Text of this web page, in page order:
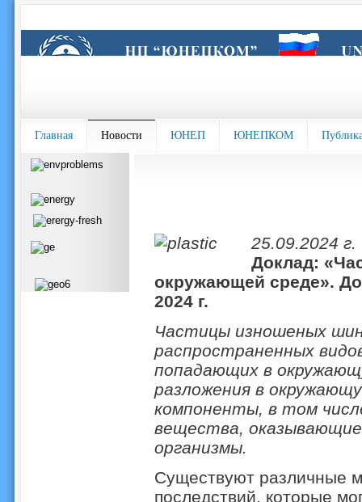
Главная Новости ЮНЕП ЮНЕПКОМ
25.09.2024 г.
Доклад:
окружающей среде».
2024 г.
Частицы изношеных
распространенных
попадающих в
разложения в
компоненты, в том
вещества,
организмы.
Существуют различные
последствий, которые